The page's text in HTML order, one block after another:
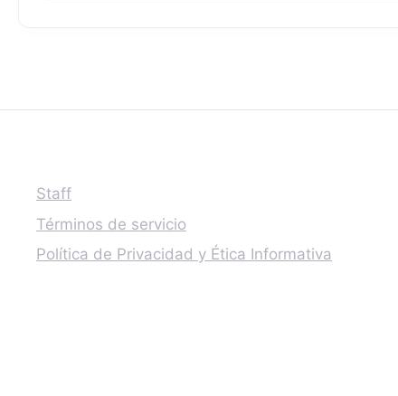
Staff
Términos de servicio
Política de Privacidad y Ética Informativa